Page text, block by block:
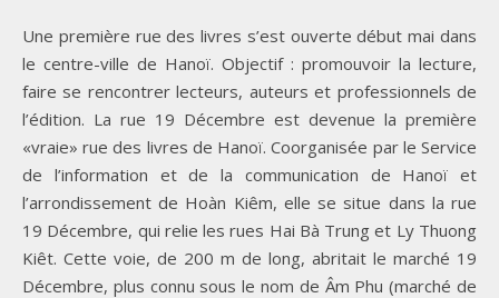
Une première rue des livres s’est ouverte début mai dans
le centre-ville de Hanoï. Objectif : promouvoir la lecture,
faire se rencontrer lecteurs, auteurs et professionnels de
l’édition. La rue 19 Décembre est devenue la première
«vraie» rue des livres de Hanoï. Coorganisée par le Service
de l’information et de la communication de Hanoï et
l’arrondissement de Hoàn Kiêm, elle se situe dans la rue
19 Décembre, qui relie les rues Hai Bà Trung et Ly Thuong
Kiêt. Cette voie, de 200 m de long, abritait le marché 19
Décembre, plus connu sous le nom de Âm Phu (marché de